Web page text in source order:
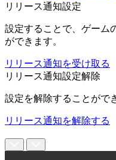
リリース通知設定
設定することで、ゲーム
ができます。
リリース通知を受け取る
リリース通知設定解除
設定を解除することがで
リリース通知を解除する